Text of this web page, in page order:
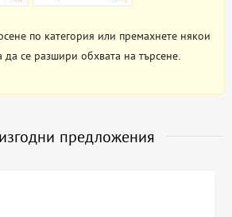
по категория или премахнете някои
да се разшири обхвата на търсене.
предложения